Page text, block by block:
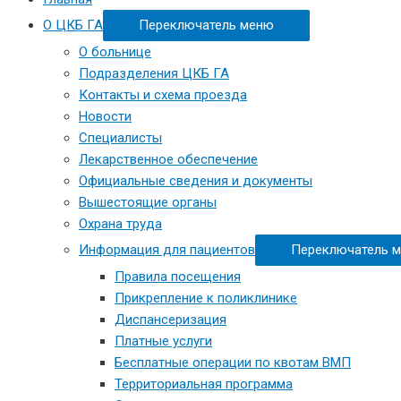
О ЦКБ ГА
Переключатель меню
О больнице
Подразделения ЦКБ ГА
Контакты и схема проезда
Новости
Специалисты
Лекарственное обеспечение
Официальные сведения и документы
Вышестоящие органы
Охрана труда
Информация для пациентов
Переключатель
Правила посещения
Прикрепление к поликлинике
Диспансеризация
Платные услуги
Бесплатные операции по квотам ВМП
Территориальная программа